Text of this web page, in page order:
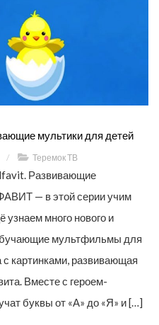
мультики для детей
/ Теремок ТВ
Развивающие
— в этой серии учим
узнаем много нового и
мультфильмы для
с картинками, развивающая
Вместе с героем-
буквы от «А» до «Я» и […]